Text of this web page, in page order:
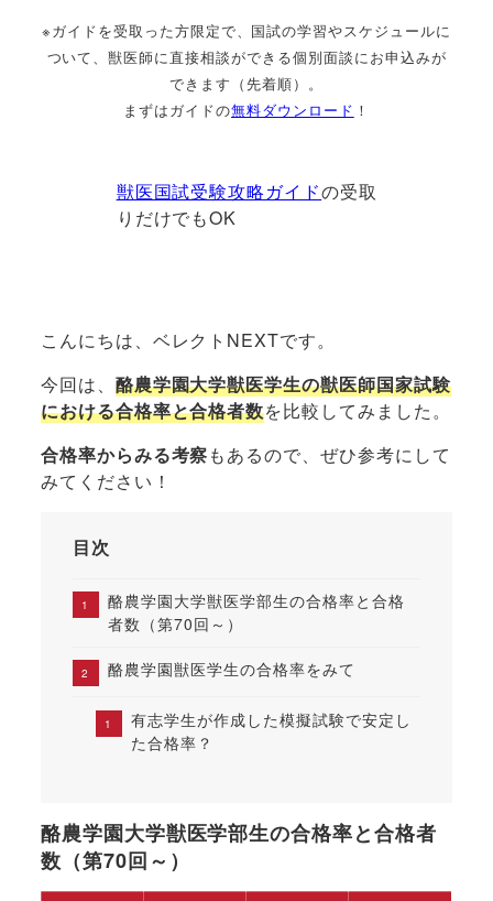
※ガイドを受取った方限定で、国試の学習やスケジュールに
ついて、獣医師に直接相談ができる個別面談にお申込みが
できます（先着順）。
まずはガイドの無料ダウンロード ！
獣医国試受験攻略ガイドの受取
りだけでもOK
こんにちは、ベレクトNEXTです。
今回は、 酪農学園大学獣医学生の獣医師国家試験
における合格率と合格者数を比較してみました。
合格率からみる考察もあるので、ぜひ参考にして
みてください！
目次
酪農学園大学獣医学部生の合格率と合格
者数（第70回～）
酪農学園獣医学生の合格率をみて
有志学生が作成した模擬試験で安定し
た合格率？
酪農学園大学獣医学部生の合格率と合格者
数（第70回～）